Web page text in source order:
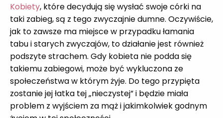
Kobiety, które decydują się wysłać swoje córki na
taki zabieg, są z tego zwyczajnie dumne. Oczywiście,
jak to zawsze ma miejsce w przypadku łamania
tabu i starych zwyczajów, to działanie jest również
podszyte strachem. Gdy kobieta nie podda się
takiemu zabiegowi, może być wykluczona ze
społeczeństwa w którym żyje. Do tego przypięta
zostanie jej łatka tej „nieczystej” i będzie miała
problem z wyjściem za mąż i jakimkolwiek godnym